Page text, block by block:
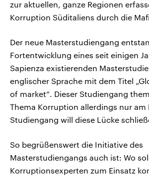
zur aktuellen, ganze Regionen
Korruption Süditaliens durch die
Der neue Masterstudiengang
Fortentwicklung eines seit einigen
Sapienza existierenden
englischer Sprache mit dem Titel
of market“. Dieser Studiengang
Thema Korruption allerdings nur am
Studiengang will diese Lücke
So begrüßenswert die Initiative des
Masterstudiengangs auch ist: Wo
Korruptionsexperten zum Einsatz